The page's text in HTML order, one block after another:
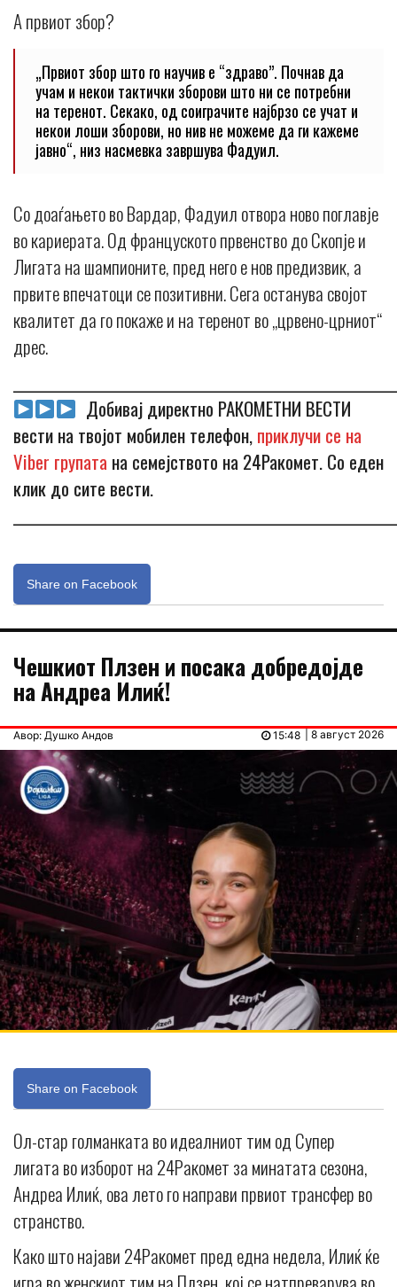
А првиот збор?
„Првиот збор што го научив е “здраво”. Почнав да
учам и некои тактички зборови што ни се потребни
на теренот. Секако, од соиграчите најбрзо се учат и
некои лоши зборови, но нив не можеме да ги кажеме
јавно“, низ насмевка завршува Фадуил.
Со доаѓањето во Вардар, Фадуил отвора ново поглавје
во кариерата. Од француското првенство до Скопје и
Лигата на шампионите, пред него е нов предизвик, а
првите впечатоци се позитивни. Сега останува својот
квалитет да го покаже и на теренот во „црвено-црниот“
дрес.
Добивај директно РАКОМЕТНИ ВЕСТИ
вести на твојот мобилен телефон,приклучи се на
Viber групата на семејството на 24Ракомет. Со еден
клик до сите вести.
Share on Facebook
Чешкиот Плзен и посака добредојде
на Андреа Илиќ!
Авор: Душко Андов | 8 август 2026
15:48
Share on Facebook
Ол-стар голманката во идеалниот тим од Супер
лигата во изборот на 24Ракомет за минатата сезона,
Андреа Илиќ, ова лето го направи првиот трансфер во
странство.
Како што најави 24Ракомет пред една недела, Илиќ ќе